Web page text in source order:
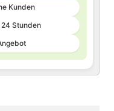
Kunden
Stunden